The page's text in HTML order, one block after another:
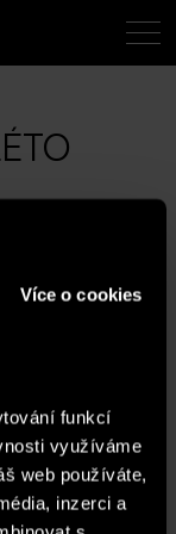
Více o cookies
funkcí
využíváme
web používáte,
inzerci a